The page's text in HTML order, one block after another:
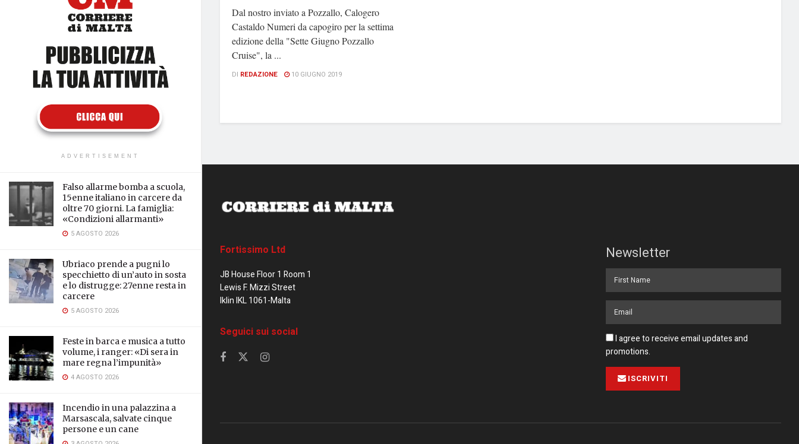
ADVERTISEMENT
Falso allarme bomba a scuola,
15enne italiano in carcere da
oltre 70 giorni. La famiglia:
«Condizioni allarmanti»
5 AGOSTO 2026
Ubriaco prende a pugni lo
specchietto di un’auto in sosta
e lo distrugge: 27enne resta in
carcere
5 AGOSTO 2026
Feste in barca e musica a tutto
volume, i ranger: «Di sera in
mare regna l’impunità»
4 AGOSTO 2026
Incendio in una palazzina a
Marsascala, salvate cinque
persone e un cane
Dal nostro inviato a Pozzallo, Calogero
Castaldo Numeri da capogiro per la settima
edizione della "Sette Giugno Pozzallo
Cruise", la ...
DI REDAZIONE 10 GIUGNO 2019
Fortissimo Ltd
JB House Floor 1 Room 1
Lewis F. Mizzi Street
Iklin IKL 1061-Malta
Seguici sui social
Newsletter
I agree to receive email updates and
promotions.
ISCRIVITI